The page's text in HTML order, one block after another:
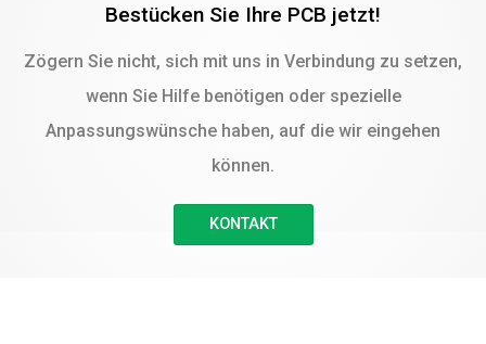
Bestücken Sie Ihre PCB jetzt!
Zögern Sie nicht, sich mit uns in Verbindung zu setzen,
wenn Sie Hilfe benötigen oder spezielle
Anpassungswünsche haben, auf die wir eingehen
können.
KONTAKT